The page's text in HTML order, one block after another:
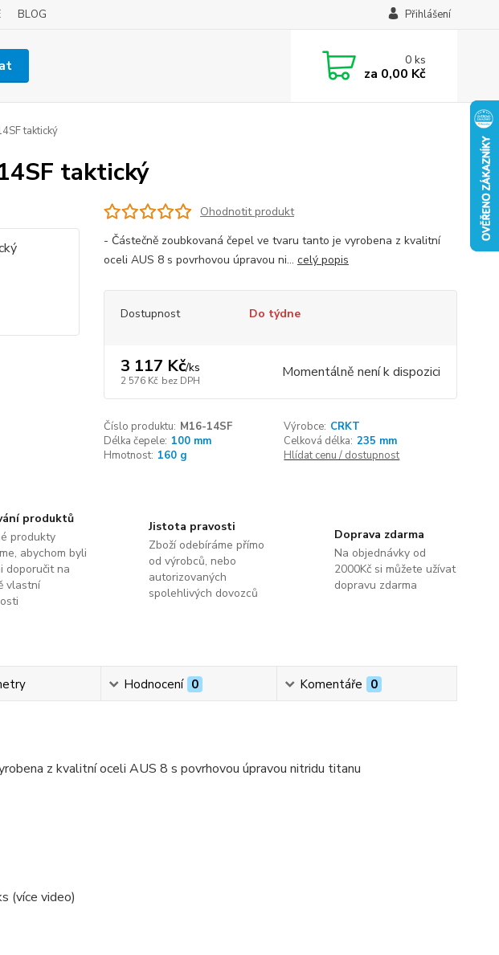
BLOG Přihlášení
0ks
za 0,00 Kč
taktický
taktický
Ohodnotit produkt
- Částečně zoubkovaná čepel ve tvaru tanto je vyrobena z kvalitní
oceli AUS 8 s povrhovou úpravou ni... celý popis
Dostupnost Do týdne
3 117 Kč/ks
2 576 Kč bez DPH Momentálně není k dispozici
Číslo produktu: M16-14SF Výrobce: CRKT
Délka čepele: 100 mm Celková délka: 235 mm
Hmotnost: 160 g Hlídat cenu / dostupnost
produktů
produkty
abychom byli
doporučit na
vlastní
Jistota pravosti
Zboží odebíráme přímo
od výrobců, nebo
autorizovaných
spolehlivých dovozců
Doprava zdarma
Na objednávky od
2000Kč si můžete užívat
dopravu zdarma
Hodnocení 0 Komentáře 0
z kvalitní oceli AUS 8 s povrhovou úpravou nitridu titanu
(více video)